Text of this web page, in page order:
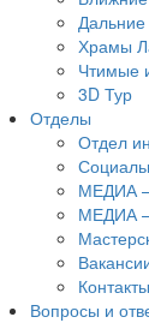
Храмы
Чтимые
3D Тур
Отделы
Отдел
МЕДИА
МЕДИА
Контакты
Вопросы и